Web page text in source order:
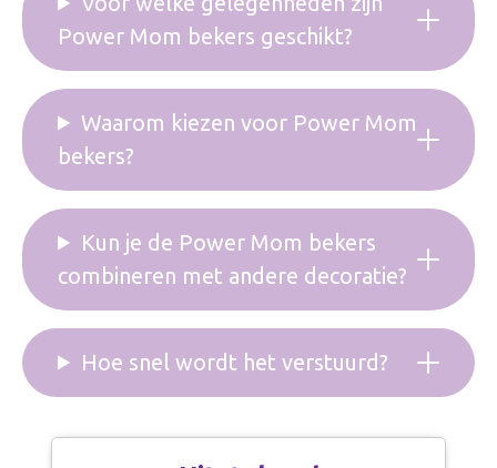
Power Mom bekers geschikt?
Waarom kiezen voor Power Mom
bekers?
Kun je de Power Mom bekers
combineren met andere decoratie?
Hoe snel wordt het verstuurd?